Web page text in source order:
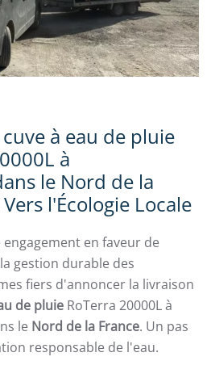
à eau de pluie
à
le Nord de la
l'Écologie Locale
en faveur de
gestion durable des
fiers d'annoncer la livraison
de pluie RoTerra 20000L à
le Nord de la France. Un pas
responsable de l'eau.